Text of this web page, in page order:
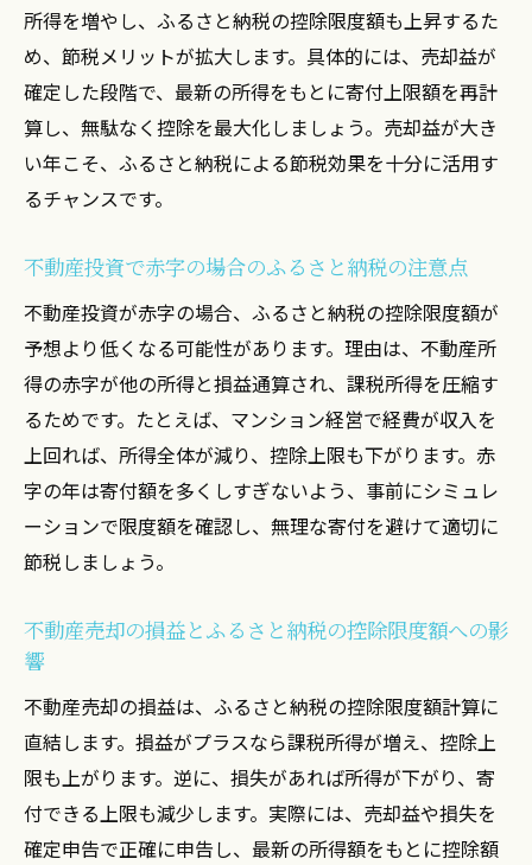
所得を増やし、ふるさと納税の控除限度額も上昇するた
め、節税メリットが拡大します。具体的には、売却益が
確定した段階で、最新の所得をもとに寄付上限額を再計
算し、無駄なく控除を最大化しましょう。売却益が大き
い年こそ、ふるさと納税による節税効果を十分に活用す
るチャンスです。
不動産投資で赤字の場合のふるさと納税の注意点
不動産投資が赤字の場合、ふるさと納税の控除限度額が
予想より低くなる可能性があります。理由は、不動産所
得の赤字が他の所得と損益通算され、課税所得を圧縮す
るためです。たとえば、マンション経営で経費が収入を
上回れば、所得全体が減り、控除上限も下がります。赤
字の年は寄付額を多くしすぎないよう、事前にシミュレ
ーションで限度額を確認し、無理な寄付を避けて適切に
節税しましょう。
不動産売却の損益とふるさと納税の控除限度額への影
響
不動産売却の損益は、ふるさと納税の控除限度額計算に
直結します。損益がプラスなら課税所得が増え、控除上
限も上がります。逆に、損失があれば所得が下がり、寄
付できる上限も減少します。実際には、売却益や損失を
確定申告で正確に申告し、最新の所得額をもとに控除額